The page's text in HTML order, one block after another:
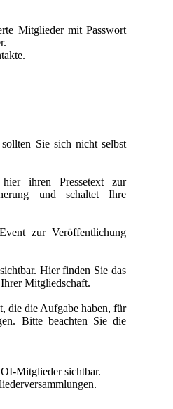
Mitglieder mit Passwort
Sie sich nicht selbst
ihren Pressetext zur
und schaltet Ihre
zur Veröffentlichung
Hier finden Sie das
Mitgliedschaft.
die die Aufgabe haben, für
Bitte beachten Sie die
Mitglieder sichtbar.